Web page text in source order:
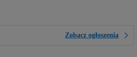
Zobacz ogłoszenia